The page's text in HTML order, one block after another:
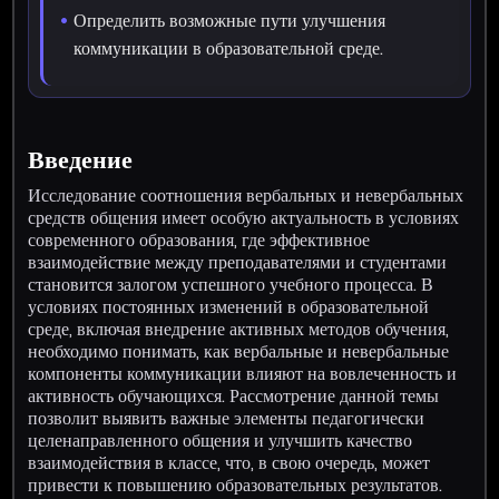
Определить возможные пути улучшения
коммуникации в образовательной среде.
Введение
Исследование соотношения вербальных и невербальных
средств общения имеет особую актуальность в условиях
современного образования, где эффективное
взаимодействие между преподавателями и студентами
становится залогом успешного учебного процесса. В
условиях постоянных изменений в образовательной
среде, включая внедрение активных методов обучения,
необходимо понимать, как вербальные и невербальные
компоненты коммуникации влияют на вовлеченность и
активность обучающихся. Рассмотрение данной темы
позволит выявить важные элементы педагогически
целенаправленного общения и улучшить качество
взаимодействия в классе, что, в свою очередь, может
привести к повышению образовательных результатов.